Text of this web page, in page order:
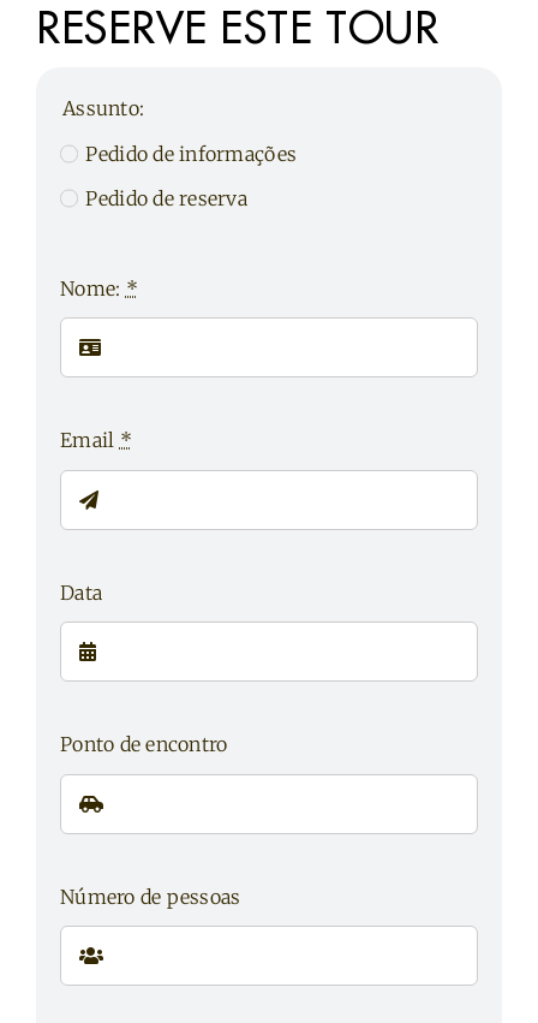
RESERVE ESTE TOUR
Assunto:
Pedido de informações
Pedido de reserva
Nome: *
Email *
Data
Ponto de encontro
Número de pessoas